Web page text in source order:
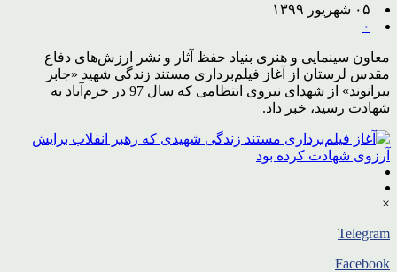
۰۵ شهریور ۱۳۹۹
۰
معاون سینمایی و هنری بنیاد حفظ آثار و نشر ارزش‌های دفاع
مقدس لرستان از آغاز فیلم‌برداری مستند زندگی شهید «جابر
بیرانوند» از شهدای نیروی انتظامی که سال 97 در خرم‌آباد به
شهادت رسید، خبر داد.
×
Telegram
Facebook